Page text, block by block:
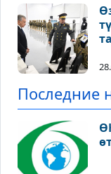
Последние